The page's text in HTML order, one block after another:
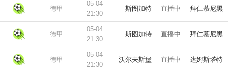
德甲
05-04
21:30
斯图加特 直播中 拜仁慕尼黑
德甲
05-04
21:30
斯图加特 直播中 拜仁慕尼黑
德甲
05-04
21:30
沃尔夫斯堡 直播中 达姆斯塔特